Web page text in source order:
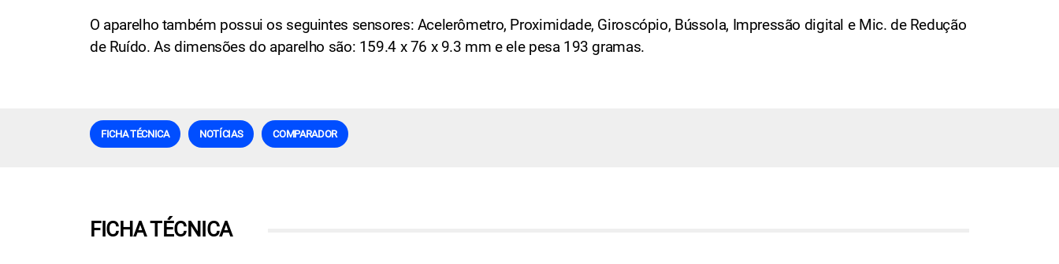
O aparelho também possui os seguintes sensores: Acelerômetro, Proximidade, Giroscópio, Bússola, Impressão digital e Mic. de Redução
de Ruído. As dimensões do aparelho são: 159.4 x 76 x 9.3 mm e ele pesa 193 gramas.
FICHA TÉCNICA NOTÍCIAS COMPARADOR
FICHA TÉCNICA